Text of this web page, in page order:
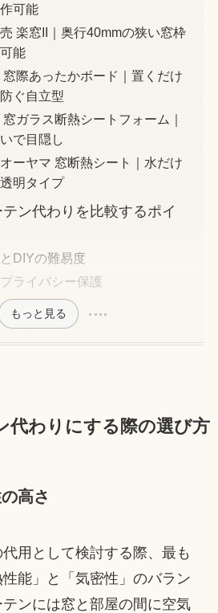
可能
楽窓II｜奥行40mmの狭い窓枠
能
窓際あったかボード｜置くだけ
ぐ自立型
窓ガラス断熱シートフォーム｜
で目隠し
ーヤマ 窓断熱シート｜水だけ
明タイプ
ン代わりを比較するポイ
DIYの難易度
ライバシー保護
もっと見る
代わりにする際の選び方
高さ
用として検討する際、最も
能」と「気密性」のバラン
ンには窓と部屋の間に空気